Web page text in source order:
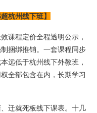
杭州线下班】
课程定价全程透明公示，
捆绑推销。一套课程同步
远低于杭州线下外教班，
全部包含在内，长期学习
迁就死板线下课表。十几